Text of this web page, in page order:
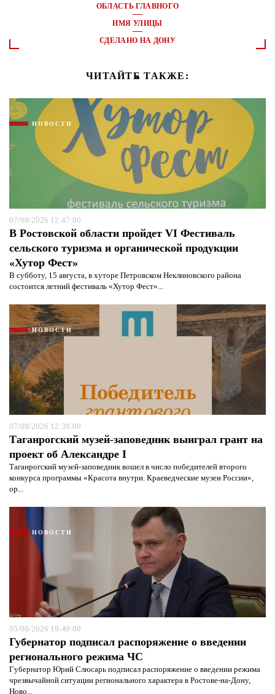
ОБЛАСТЬ ГЛАВНОГО
ИМЯ УЛИЦЫ
СДЕЛАНО НА ДОНУ
ЧИТАЙТЕ ТАКЖЕ:
НОВОСТИ
07/08/2026 12:47:00
В Ростовской области пройдет VI Фестиваль
сельского туризма и органической продукции
«Хутор Фест»
В субботу, 15 августа, в хуторе Петровском Неклиновского района
состоится летний фестиваль «Хутор Фест»...
НОВОСТИ
07/08/2026 12:38:00
Таганрогский музей-заповедник выиграл грант на
проект об Александре I
Таганрогский музей-заповедник вошел в число победителей второго
конкурса программы «Красота внутри. Краеведческие музеи России»,
ор...
НОВОСТИ
05/08/2026 19:49:00
Губернатор подписал распоряжение о введении
регионального режима ЧС
Губернатор Юрий Слюсарь подписал распоряжение о введении режима
чрезвычайной ситуации регионального характера в Ростове-на-Дону,
Ново...